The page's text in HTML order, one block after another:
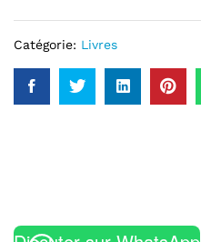
Catégorie: Livres